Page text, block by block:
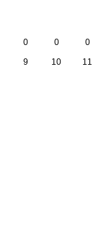
0
9
0
10
0
11